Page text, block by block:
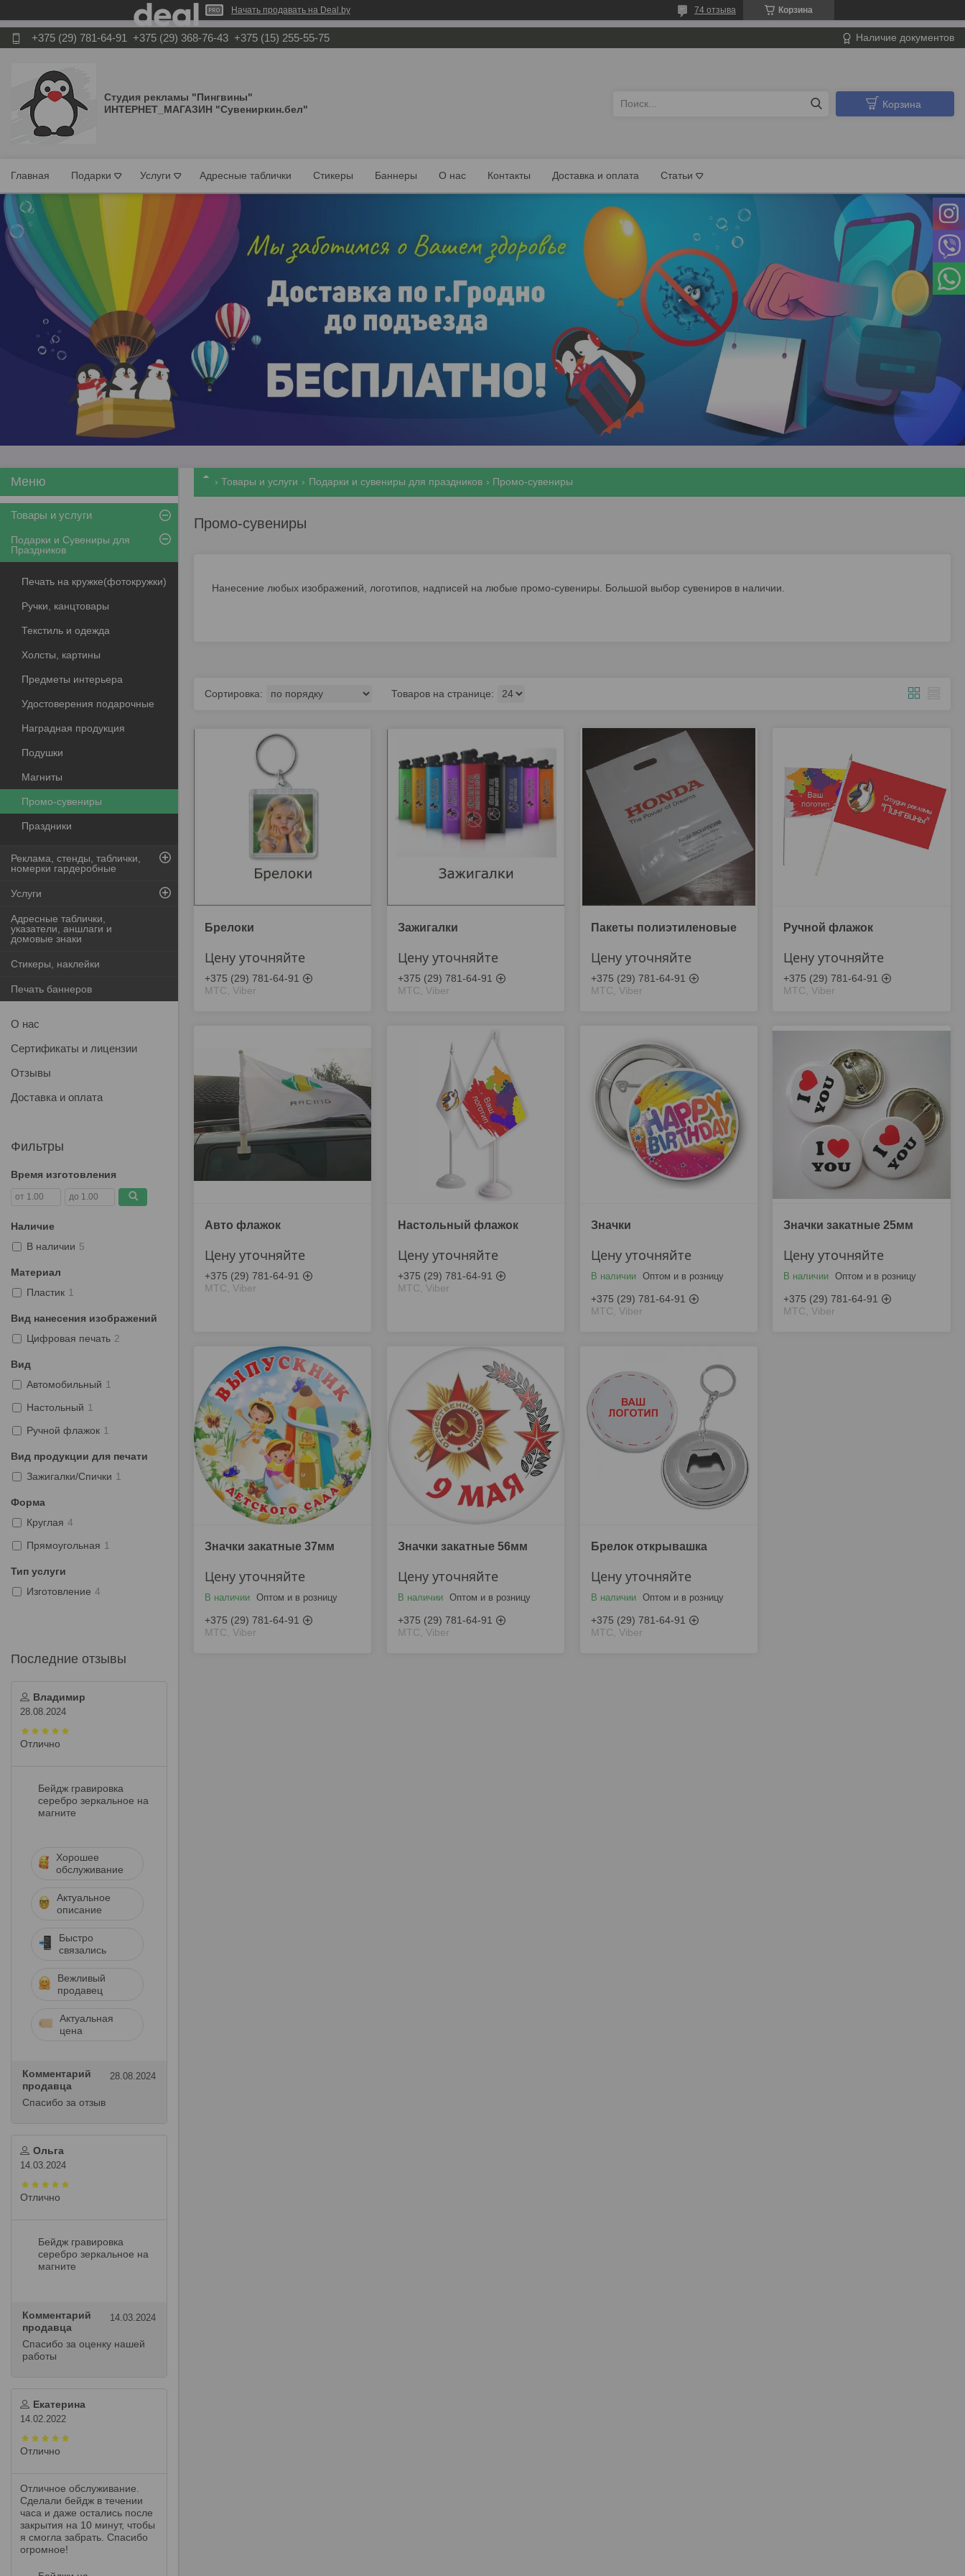
Начать продавать на Deal.by Корзина
74 отзыва
+375 (29) 781-64-91 +375 (29) 368-76-43 +375 (15) 255-55-75 Наличие документов
Студия рекламы "Пингвины"
ИНТЕРНЕТ_МАГАЗИН "Сувениркин.бел"
Корзина
Главная Подарки Услуги Адресные таблички Стикеры Баннеры О нас Контакты Доставка и оплата Статьи
Товары и услуги Подарки и сувениры для праздников Промо-сувениры
Промо-сувениры
Нанесение любых изображений, логотипов, надписей на любые промо-сувениры. Большой выбор сувениров в наличии.
Брелоки
Цену уточняйте
+375 (29) 781-64-91
МТС, Viber
Зажигалки
Цену уточняйте
+375 (29) 781-64-91
МТС, Viber
Пакеты полиэтиленовые
Цену уточняйте
+375 (29) 781-64-91
МТС, Viber
Ручной флажок
Цену уточняйте
+375 (29) 781-64-91
МТС, Viber
Авто флажок
Цену уточняйте
+375 (29) 781-64-91
МТС, Viber
Настольный флажок
Цену уточняйте
+375 (29) 781-64-91
МТС, Viber
Значки
Цену уточняйте
В наличии Оптом и в розницу
+375 (29) 781-64-91
МТС, Viber
Значки закатные 25мм
Цену уточняйте
В наличии Оптом и в розницу
+375 (29) 781-64-91
МТС, Viber
Значки закатные 37мм
Цену уточняйте
В наличии Оптом и в розницу
+375 (29) 781-64-91
МТС, Viber
Значки закатные 56мм
Цену уточняйте
В наличии Оптом и в розницу
+375 (29) 781-64-91
МТС, Viber
Брелок открывашка
Цену уточняйте
В наличии Оптом и в розницу
+375 (29) 781-64-91
МТС, Viber
Товары и услуги
Подарки и Сувениры для
Праздников
Печать на кружке(фотокружки)
Ручки, канцтовары
Текстиль и одежда
Холсты, картины
Предметы интерьера
Удостоверения подарочные
Наградная продукция
Подушки
Магниты
Промо-сувениры
Праздники
Реклама, стенды, таблички,
номерки гардеробные
Услуги
Адресные таблички,
указатели, аншлаги и
домовые знаки
Стикеры, наклейки
Печать баннеров
О нас
Сертификаты и лицензии
Отзывы
Доставка и оплата
Фильтры
Время изготовления
Наличие
В наличии 5
Материал
Пластик 1
Вид нанесения изображений
Цифровая печать 2
Вид
Автомобильный 1
Настольный 1
Ручной флажок 1
Вид продукции для печати
Зажигалки/Спички 1
Форма
Круглая 4
Прямоугольная 1
Тип услуги
Изготовление 4
Владимир
28.08.2024
Отлично
Бейдж гравировка
серебро зеркальное на
магните
Хорошее
обслуживание
Актуальное
описание
Быстро
связались
Вежливый
продавец
Актуальная
цена
Комментарий
продавца
28.08.2024
Спасибо за отзыв
Ольга
14.03.2024
Отлично
Бейдж гравировка
серебро зеркальное на
магните
Комментарий
продавца
14.03.2024
Спасибо за оценку нашей
работы
Екатерина
14.02.2022
Отлично
Отличное обслуживание.
Сделали бейдж в течении
часа и даже остались после
закрытия на 10 минут, чтобы
я смогла забрать. Спасибо
огромное!